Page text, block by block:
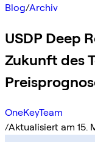
Blog/Archiv
USDP Deep
Zukunft des
OneKeyTeam
/Aktualisiert am 15.